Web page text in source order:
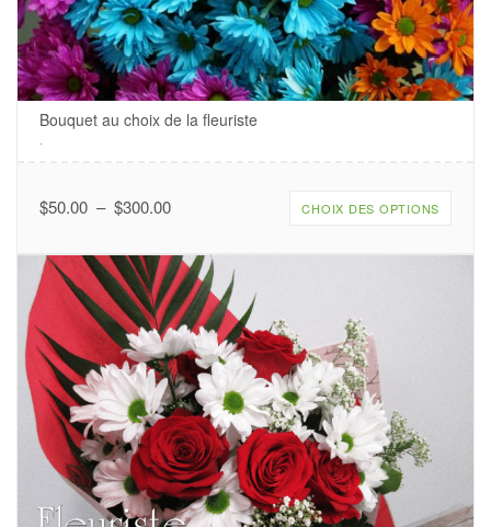
Bouquet au choix de la fleuriste
$50.00 – $300.00Plage
$50.00
à
$300.00
CHOIX DES OPTIONS